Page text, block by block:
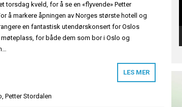
torsdag kveld, for å se en «flyvende» Petter
å markere åpningen av Norges største hotell og
en fantastisk utendørskonsert for Oslos
for både dem som bor i Oslo og
LES MER
, Petter Stordalen